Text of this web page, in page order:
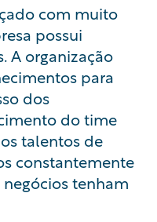
com muito
possui
A organização
para
dos
do time
talentos de
constantemente
tenham